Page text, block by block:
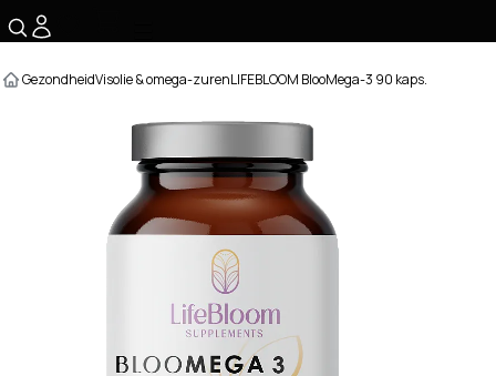
GezondheidVisolie & omega-zurenLIFEBLOOM BlooMega-3 90 kaps.